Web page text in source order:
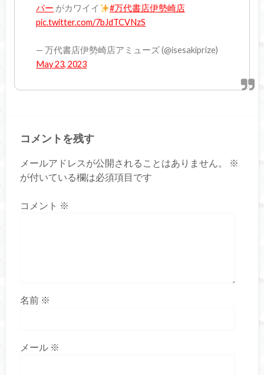
パー がカワイイ
#万代書店伊勢崎店
pic.twitter.com/7bJdTCVNzS
— 万代書店伊勢崎店アミューズ (@isesakiprize)
May 23, 2023
コメントを残す
メールアドレスが公開されることはありません。
※
が付いている欄は必須項目です
コメント ※
名前 ※
メール ※